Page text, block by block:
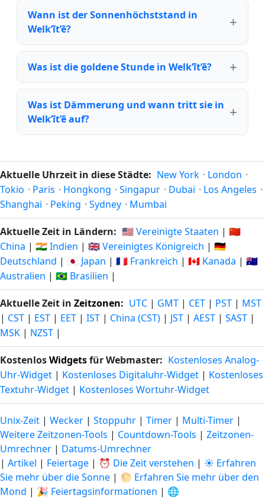
Wann ist der Sonnenhöchststand in
Welk’īt’ē?
Was ist die goldene Stunde in Welk’īt’ē?
Was ist Dämmerung und wann tritt sie in
Welk’īt’ē auf?
Aktuelle Uhrzeit in diese Städte: New York · London ·
Tokio · Paris · Hongkong · Singapur · Dubai · Los Angeles ·
Shanghai · Peking · Sydney · Mumbai
Aktuelle Zeit in Ländern: 🇺🇸 Vereinigte Staaten | 🇨🇳
China | 🇮🇳 Indien | 🇬🇧 Vereinigtes Königreich | 🇩🇪
Deutschland | 🇯🇵 Japan | 🇫🇷 Frankreich | 🇨🇦 Kanada | 🇦🇺
Australien | 🇧🇷 Brasilien |
Aktuelle Zeit in Zeitzonen: UTC | GMT | CET | PST | MST
| CST | EST | EET | IST | China (CST) | JST | AEST | SAST |
MSK | NZST |
KostenlosWidgetsfür Webmaster: Kostenloses Analog-
Uhr-Widget | Kostenloses Digitaluhr-Widget | Kostenloses
Textuhr-Widget | Kostenloses Wortuhr-Widget
Unix-Zeit | Wecker | Stoppuhr | Timer | Multi-Timer |
Weitere Zeitzonen-Tools | Countdown-Tools | Zeitzonen-
Umrechner | Datums-Umrechner
| Artikel | Feiertage | ⏰ Die Zeit verstehen | ☀️ Erfahren
Sie mehr über die Sonne | 🌕 Erfahren Sie mehr über den
Mond | 🎉 Feiertagsinformationen | 🌐